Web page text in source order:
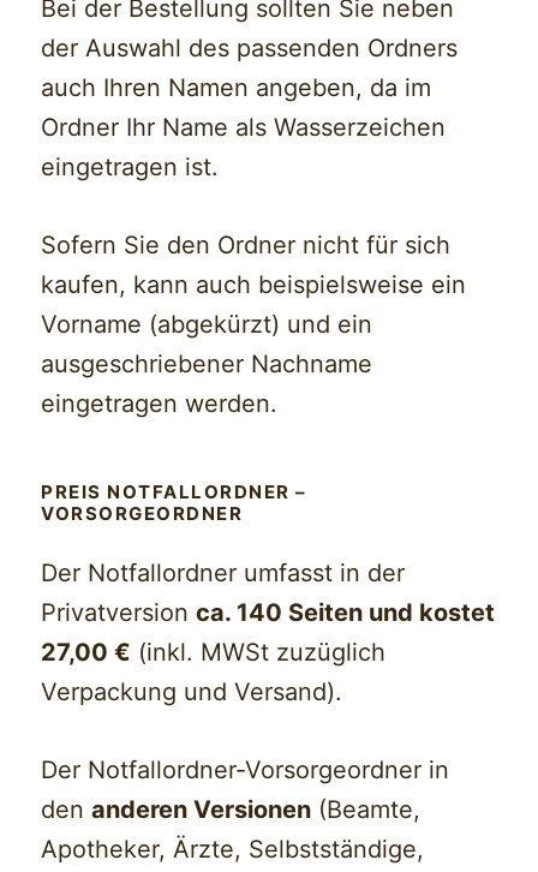
Bei der Bestellung sollten Sie neben
der Auswahl des passenden Ordners
auch Ihren Namen angeben, da im
Ordner Ihr Name als Wasserzeichen
eingetragen ist.
Sofern Sie den Ordner nicht für sich
kaufen, kann auch beispielsweise ein
Vorname (abgekürzt) und ein
ausgeschriebener Nachname
eingetragen werden.
PREIS NOTFALLORDNER –
VORSORGEORDNER
Der Notfallordner umfasst in der
Privatversionca. 140 Seiten und kostet
27,00 € (inkl. MWSt zuzüglich
Verpackung und Versand).
Der Notfallordner-Vorsorgeordner in
denanderen Versionen (Beamte,
Apotheker, Ärzte, Selbstständige,